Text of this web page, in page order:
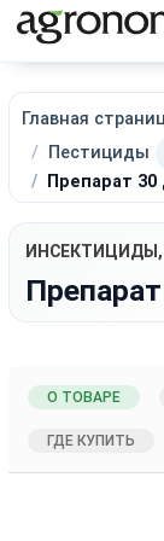
Главная
Пестициды
Препарат 30
О ТОВАРЕ
ГДЕ КУПИТЬ